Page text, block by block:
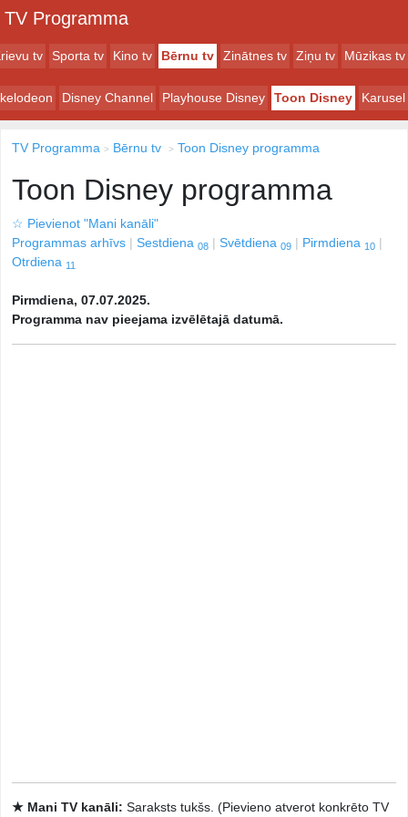
TV Programma
tv Sporta tv Kino tv Bērnu tv Zinātnes tv Ziņu tv Mūzikas tv
Disney Channel Playhouse Disney Toon Disney Karusel
TV Programma Bērnu tv Toon Disney programma
Toon Disney programma
☆ Pievienot "Mani kanāli"
Programmas arhīvs
Sestdiena 08 Svētdiena 09 Pirmdiena 10
Otrdiena 11
Pirmdiena, 07.07.2025.
Programma nav pieejama izvēlētajā datumā.
★ Mani TV kanāli: Saraksts tukšs. (Pievieno atverot konkrēto TV